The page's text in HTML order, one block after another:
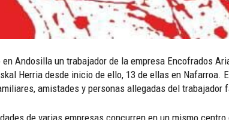
Andosilla un trabajador de la empresa Encofrados
Herria desde inicio de ello, 13 de ellas en
amistades y personas allegadas del trabajador